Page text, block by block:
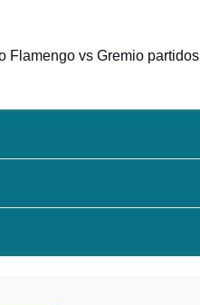
Flamengo vs Gremio partidos